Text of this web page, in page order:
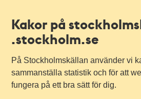
Kakor på
.stockholm.se
På Stockholmskällan använder vi
sammanställa statistik och för att
fungera på ett bra sätt för dig.